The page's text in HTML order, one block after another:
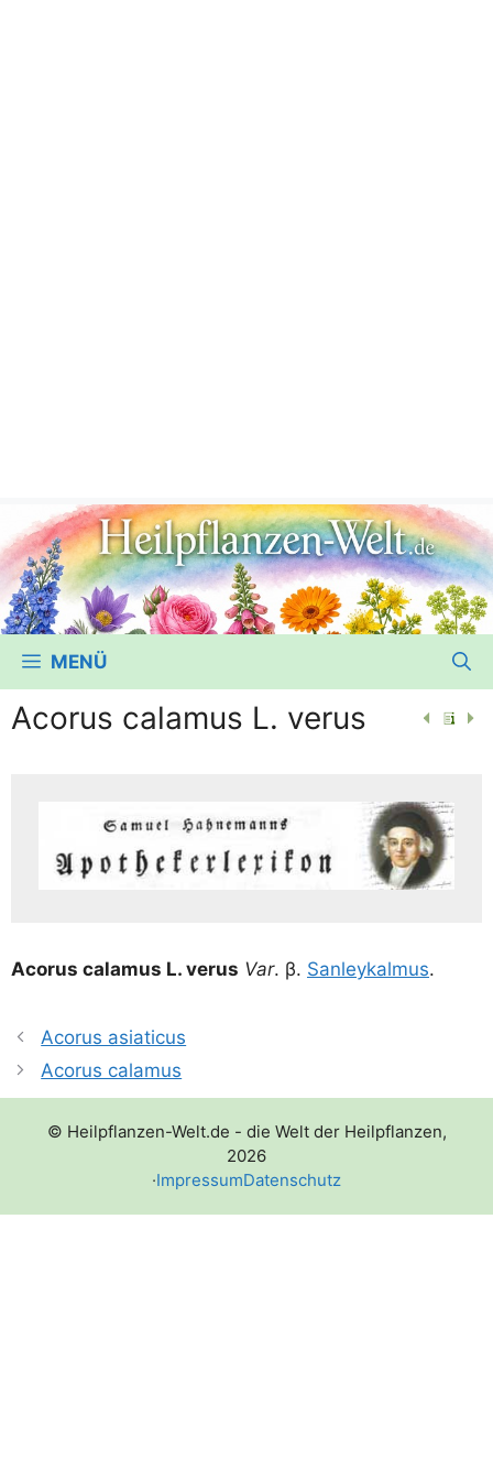
MENÜ
Acorus calamus L. verus
Aco­rus cala­mus L. verus Var. β. San­ley­kal­mus.
Acorus asiaticus
Acorus calamus
© Heilpflanzen-Welt.de - die Welt der Heilpflanzen,
2026
·ImpressumDatenschutz